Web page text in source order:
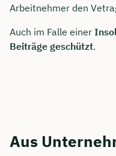
Arbeitnehmer den
Auch im Falle einer
Beiträge geschützt.
Aus